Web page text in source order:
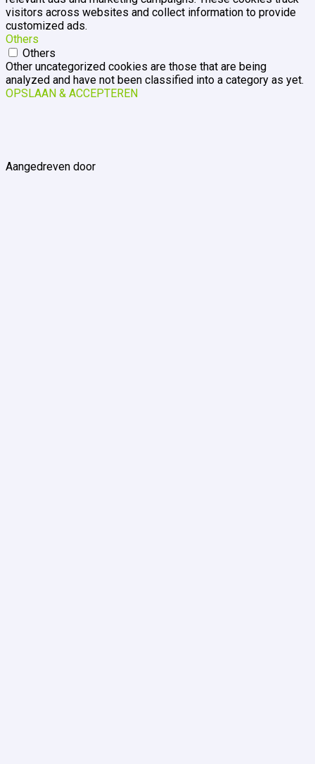
visitors across websites and collect information to provide
customized ads.
Others
Others
Other uncategorized cookies are those that are being
analyzed and have not been classified into a category as yet.
OPSLAAN & ACCEPTEREN
Aangedreven door